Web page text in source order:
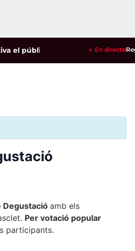
el públic del Parc del Pinaret|
En directe
Degustació amb els
Per votació popular
participants.